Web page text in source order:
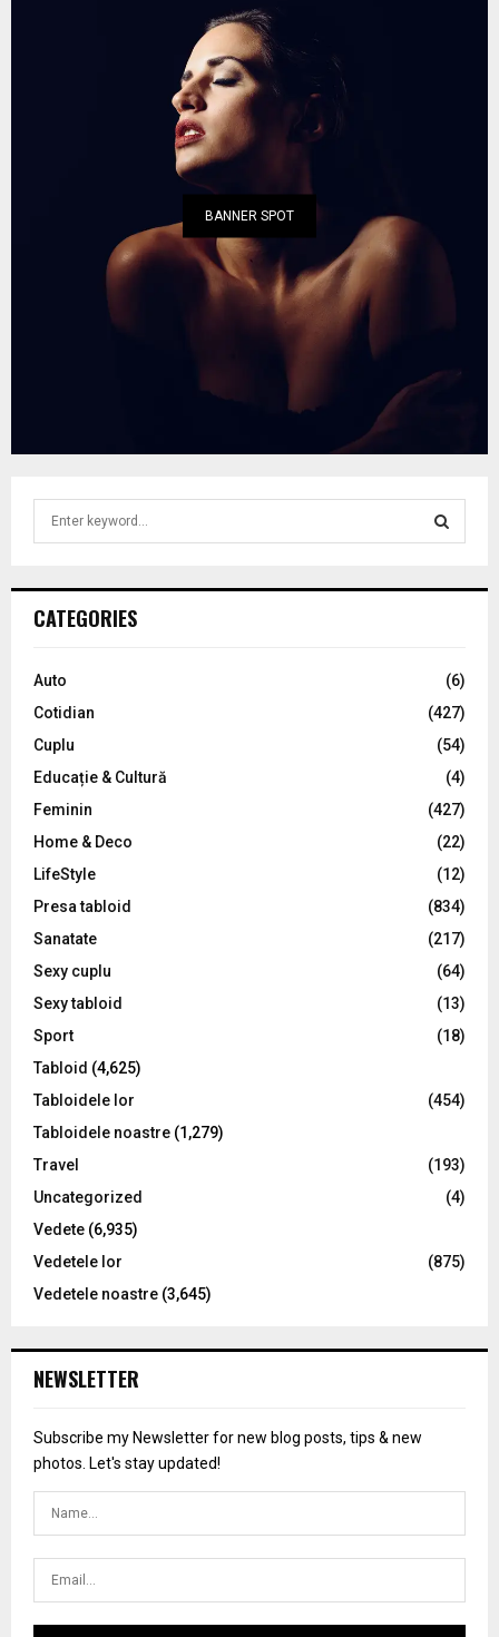
BANNER SPOT
h
o
:
C
CATEGORIES
Auto
(6)
Cotidian
(427)
Cuplu
(54)
Educație & Cultură
(4)
Feminin
(427)
Home & Deco
(22)
LifeStyle
(12)
Presa tabloid
(834)
Sanatate
(217)
Sexy cuplu
(64)
Sexy tabloid
(13)
Sport
(18)
Tabloid (4,625)
Tabloidele lor
(454)
Tabloidele noastre (1,279)
Travel
(193)
Uncategorized
(4)
Vedete (6,935)
Vedetele lor
(875)
Vedetele noastre (3,645)
NEWSLETTER
Subscribe my Newsletter for new blog posts, tips & new
photos. Let's stay updated!